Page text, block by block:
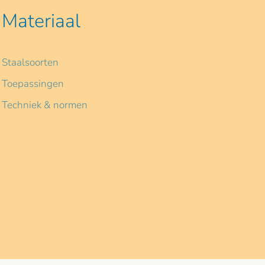
Materiaal
Staalsoorten
Toepassingen
Techniek & normen